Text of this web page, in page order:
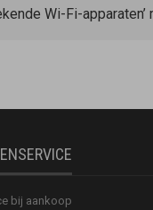
Wi-Fi-apparaten’
bij aankoop